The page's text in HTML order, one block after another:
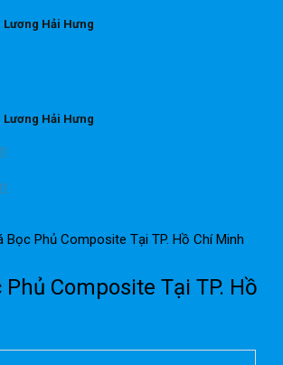
Lương Hải Hưng
Lương Hải Hưng
Bọc Phủ Composite Tại TP. Hồ Chí Minh
Phủ Composite Tại TP. Hồ